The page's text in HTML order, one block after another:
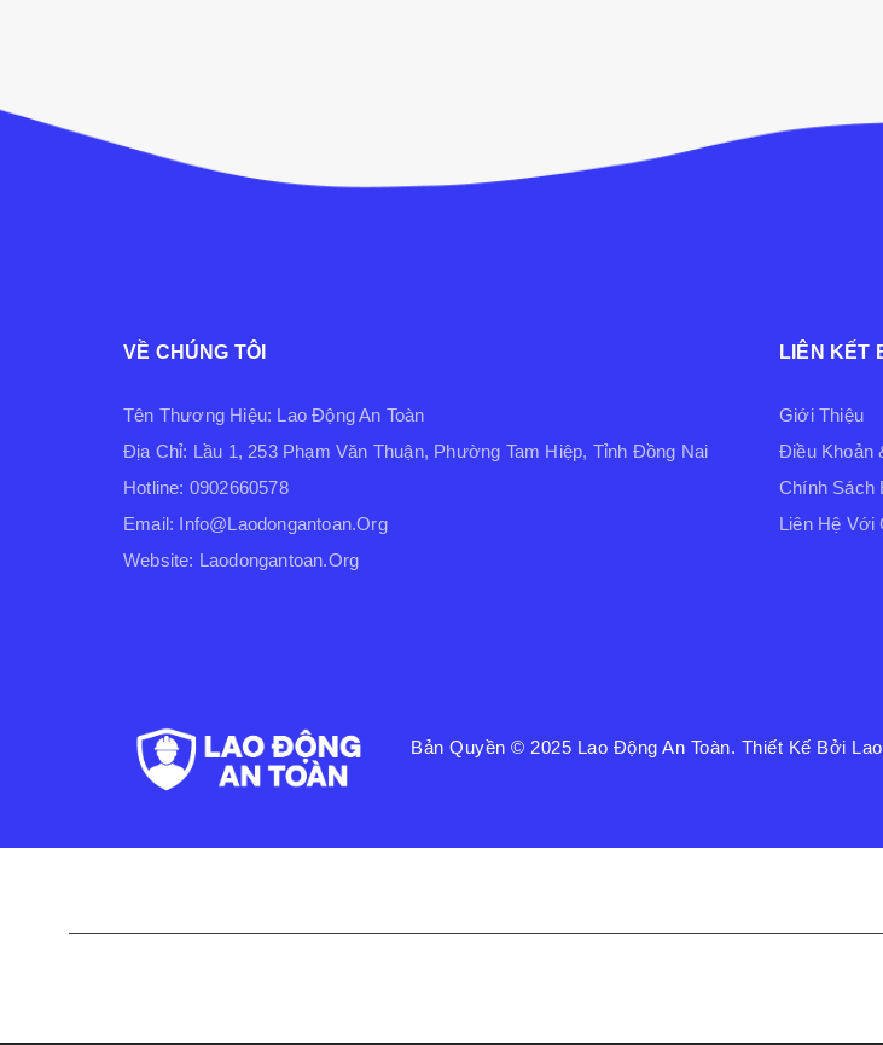
VỀ CHÚNG TÔI
Tên Thương Hiệu: Lao Động An Toàn
Địa Chỉ: Lầu 1, 253 Phạm Văn Thuận, Phường Tam Hiệp, Tỉnh Đồng Nai
Hotline: 0902660578
Email: Info@laodongantoan.org
Website: Laodongantoan.org
LIÊN KẾT
Giới Thiệu
Điều Khoản
Chính Sách
Liên Hệ Với
Bản Quyền © 2025 Lao Động An Toàn. Thiết Kế Bởi